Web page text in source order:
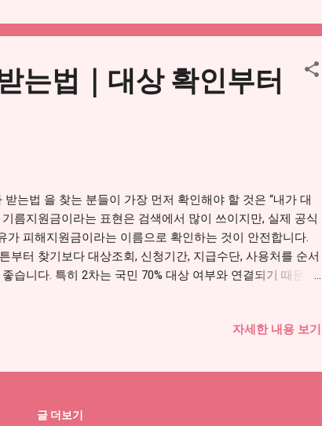
. 신청 화면에서 막히는 이유가 단순 오류가 아니라 실제 대상
일 수 있습니다. 특히 2차 지원은 국민 70% 대상 여부와 연결
료, 가구 기준, 주소지, 신청 이력을 함께 확인해야 합니다. 본
것 같다고 생각해도 행정자료상 기준에서는 대상이 아니라
다. 반대로 받을 수 없다고 생각했는데 실제 조회에서는 대
경우도 있을 수 있습니다. 그래서 추측보다 조회 결과가 중요
아니라고 나온다면 건강보험료 기준, 주민등록상 주소지, 가
청이 막힐 수 있습니다 기름지원금 신청 안 될 때 꼭 봐야 하
청 이력입니다. 1차 기간에 이미 신청하고 지급받았다면 2차
나 중복 지급받는 것이 제한될 수 있습니다. 여기서 헷갈리는
. 본인이 직접 신청하지 않았다고 생각했지만 세대 기준으로
나, 가족 중 누군가가 신청했을 ...
는법｜대상 확인부터
받는법 을 찾는 분들이 가장 먼저 확인해야 할 것은 “내가 대
기름지원금이라는 표현은 검색에서 많이 쓰이지만, 실제 공식
가 피해지원금이라는 이름으로 확인하는 것이 안전합니다.
부터 찾기보다 대상조회, 신청기간, 지급수단, 사용처를 순서
습니다. 특히 2차는 국민 70% 대상 여부와 연결되기 때문에
과 행정 기준에 따라 달라질 수 있습니다. 기름지원금 2차 받는
이 쉽게 검색하는 표현입니다. 하지만 실제 정부 안내에서는
이름만 보고 다른 지원금이라고 생각하면 중요한 신청기간이
자세한 내용 보기
글 더보기